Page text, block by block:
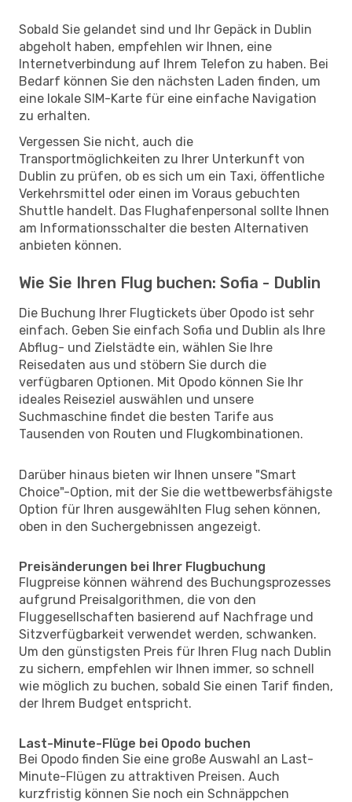
Sobald Sie gelandet sind und Ihr Gepäck in Dublin
abgeholt haben, empfehlen wir Ihnen, eine
Internetverbindung auf Ihrem Telefon zu haben. Bei
Bedarf können Sie den nächsten Laden finden, um
eine lokale SIM-Karte für eine einfache Navigation
zu erhalten.
Vergessen Sie nicht, auch die
Transportmöglichkeiten zu Ihrer Unterkunft von
Dublin zu prüfen, ob es sich um ein Taxi, öffentliche
Verkehrsmittel oder einen im Voraus gebuchten
Shuttle handelt. Das Flughafenpersonal sollte Ihnen
am Informationsschalter die besten Alternativen
anbieten können.
Wie Sie Ihren Flug buchen: Sofia - Dublin
Die Buchung Ihrer Flugtickets über Opodo ist sehr
einfach. Geben Sie einfach Sofia und Dublin als Ihre
Abflug- und Zielstädte ein, wählen Sie Ihre
Reisedaten aus und stöbern Sie durch die
verfügbaren Optionen. Mit Opodo können Sie Ihr
ideales Reiseziel auswählen und unsere
Suchmaschine findet die besten Tarife aus
Tausenden von Routen und Flugkombinationen.
Darüber hinaus bieten wir Ihnen unsere "Smart
Choice"-Option, mit der Sie die wettbewerbsfähigste
Option für Ihren ausgewählten Flug sehen können,
oben in den Suchergebnissen angezeigt.
Preisänderungen bei Ihrer Flugbuchung
Flugpreise können während des Buchungsprozesses
aufgrund Preisalgorithmen, die von den
Fluggesellschaften basierend auf Nachfrage und
Sitzverfügbarkeit verwendet werden, schwanken.
Um den günstigsten Preis für Ihren Flug nach Dublin
zu sichern, empfehlen wir Ihnen immer, so schnell
wie möglich zu buchen, sobald Sie einen Tarif finden,
der Ihrem Budget entspricht.
Last-Minute-Flüge bei Opodo buchen
Bei Opodo finden Sie eine große Auswahl an Last-
Minute-Flügen zu attraktiven Preisen. Auch
kurzfristig können Sie noch ein Schnäppchen